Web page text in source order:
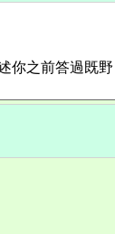
之前答過既